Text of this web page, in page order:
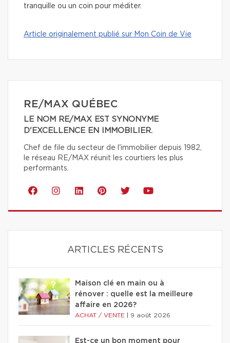
tranquille ou un coin pour méditer.
Article originalement publié sur Mon Coin de Vie
RE/MAX QUÉBEC
LE NOM RE/MAX EST SYNONYME
D'EXCELLENCE EN IMMOBILIER.
Chef de file du secteur de l'immobilier depuis 1982,
le réseau RE/MAX réunit les courtiers les plus
performants.
ARTICLES RÉCENTS
Maison clé en main ou à
rénover : quelle est la meilleure
affaire en 2026?
ACHAT / VENTE 9 août 2026
Est-ce un bon moment pour